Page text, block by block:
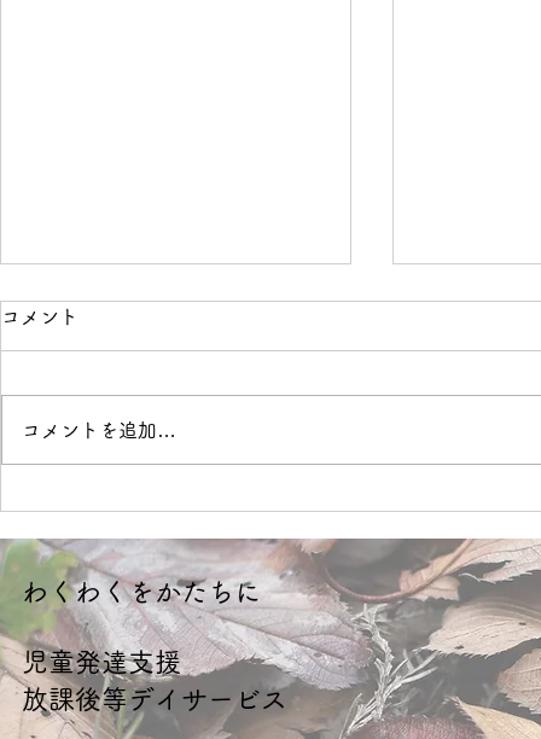
コメント
コメントを追加…
​児童発達支援
放課後等デイサービス
​わくわくをかたちに